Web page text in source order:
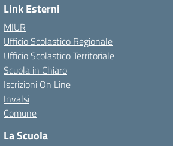
Link Esterni
MIUR
Ufficio Scolastico Regionale
Ufficio Scolastico Territoriale
Scuola in Chiaro
Iscrizioni On Line
Invalsi
Comune
La Scuola